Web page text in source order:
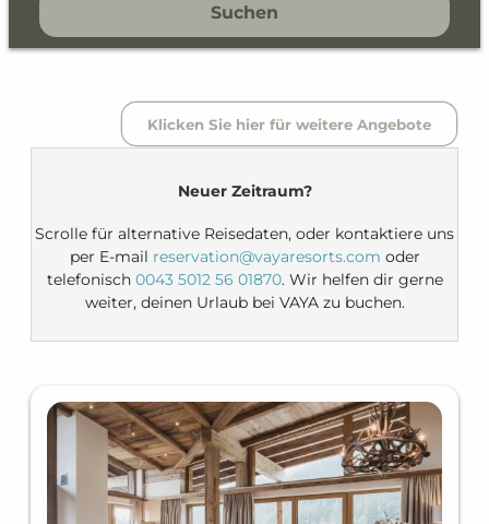
Suchen
VAYA St. Zeno Serfaus -
Klicken Sie hier für weitere Angebote
Neuer Zeitraum?
Scrolle für alternative Reisedaten, oder kontaktiere uns
per E-mail reservation@vayaresorts.com oder
telefonisch 0043 5012 56 01870. Wir helfen dir gerne
weiter, deinen Urlaub bei VAYA zu buchen.